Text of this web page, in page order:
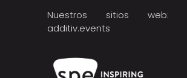
Nuestros sitios web:
additiv.events